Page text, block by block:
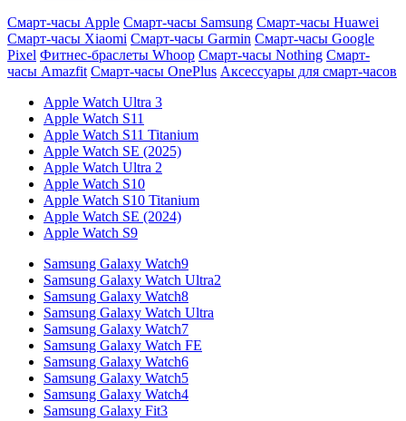
Смарт-часы Apple Смарт-часы Samsung Смарт-часы Huawei
Смарт-часы Xiaomi Смарт-часы Garmin Смарт-часы Google
Pixel Фитнес-браслеты Whoop Смарт-часы Nothing Смарт-
часы Amazfit Смарт-часы OnePlus Аксессуары для смарт-часов
Apple Watch Ultra 3
Apple Watch S11
Apple Watch S11 Titanium
Apple Watch SE (2025)
Apple Watch Ultra 2
Apple Watch S10
Apple Watch S10 Titanium
Apple Watch SE (2024)
Apple Watch S9
Samsung Galaxy Watch9
Samsung Galaxy Watch Ultra2
Samsung Galaxy Watch8
Samsung Galaxy Watch Ultra
Samsung Galaxy Watch7
Samsung Galaxy Watch FE
Samsung Galaxy Watch6
Samsung Galaxy Watch5
Samsung Galaxy Watch4
Samsung Galaxy Fit3